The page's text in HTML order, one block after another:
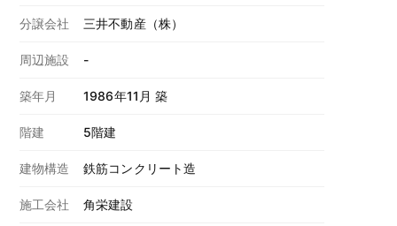
分譲会社 三井不動産（株）
周辺施設 -
築年月 1986年11月 築
階建 5階建
建物構造 鉄筋コンクリート造
施工会社 角栄建設